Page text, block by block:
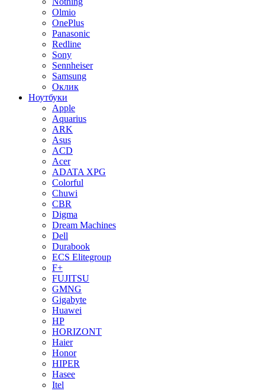
Olmio
OnePlus
Panasonic
Redline
Sony
Sennheiser
Samsung
Оклик
Ноутбуки
Apple
Aquarius
ARK
Asus
ACD
Acer
ADATA XPG
Colorful
Chuwi
CBR
Digma
Dream Machines
Dell
Durabook
ECS Elitegroup
F+
FUJITSU
GMNG
Gigabyte
Huawei
HP
HORIZONT
Haier
Honor
HIPER
Hasee
Itel